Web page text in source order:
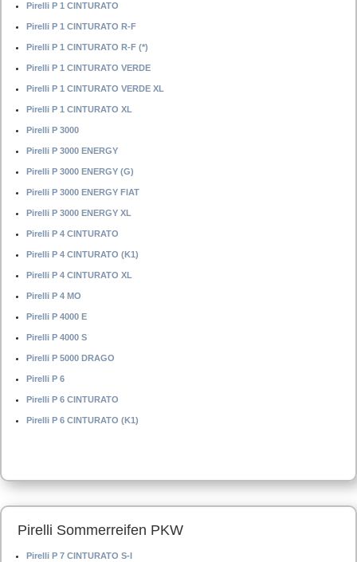
Pirelli P 1 CINTURATO
Pirelli P 1 CINTURATO R-F
Pirelli P 1 CINTURATO R-F (*)
Pirelli P 1 CINTURATO VERDE
Pirelli P 1 CINTURATO VERDE XL
Pirelli P 1 CINTURATO XL
Pirelli P 3000
Pirelli P 3000 ENERGY
Pirelli P 3000 ENERGY (G)
Pirelli P 3000 ENERGY FIAT
Pirelli P 3000 ENERGY XL
Pirelli P 4 CINTURATO
Pirelli P 4 CINTURATO (K1)
Pirelli P 4 CINTURATO XL
Pirelli P 4 MO
Pirelli P 4000 E
Pirelli P 4000 S
Pirelli P 5000 DRAGO
Pirelli P 6
Pirelli P 6 CINTURATO
Pirelli P 6 CINTURATO (K1)
Pirelli Sommerreifen PKW
Pirelli P 7 CINTURATO S-I